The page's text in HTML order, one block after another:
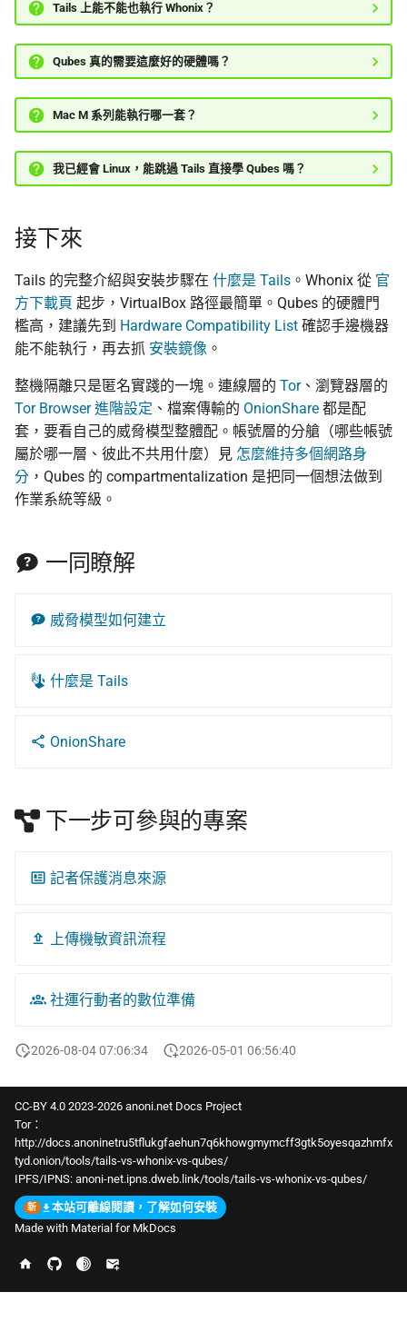
Tails 上能不能也執行 Whonix？
Qubes 真的需要這麼好的硬體嗎？
Mac M 系列能執行哪一套？
我已經會 Linux，能跳過 Tails 直接學 Qubes 嗎？
接下來
Tails 的完整介紹與安裝步驟在 什麼是 Tails 。Whonix 從 官
方下載頁 起步，VirtualBox 路徑最簡單。Qubes 的硬體門
檻高，建議先到 Hardware Compatibility List 確認手邊機器
能不能執行，再去抓 安裝鏡像 。
整機隔離只是匿名實踐的一塊。連線層的 Tor、瀏覽器層的
Tor Browser 進階設定 、檔案傳輸的 OnionShare 都是配
套，要看自己的威脅模型整體配。帳號層的分艙（哪些帳號
屬於哪一層、彼此不共用什麼）見 怎麼維持多個網路身
分 ，Qubes 的 compartmentalization 是把同一個想法做到
作業系統等級。
一同瞭解
威脅模型如何建立
什麼是 Tails
OnionShare
下一步可參與的專案
記者保護消息來源
上傳機敏資訊流程
社運行動者的數位準備
2026-08-04 07:06:34 2026-05-01 06:56:40
CC-BY 4.0 2023-2026 anoni.net Docs Project
Tor：
http://docs.anoninetru5tflukgfaehun7q6khowgmymcff3gtk5oyesqazhmfx
tyd.onion/tools/tails-vs-whonix-vs-qubes/
IPFS/IPNS: anoni-net.ipns.dweb.link/tools/tails-vs-whonix-vs-qubes/
本站可離線閱讀，了解如何安裝
Made with Material for MkDocs